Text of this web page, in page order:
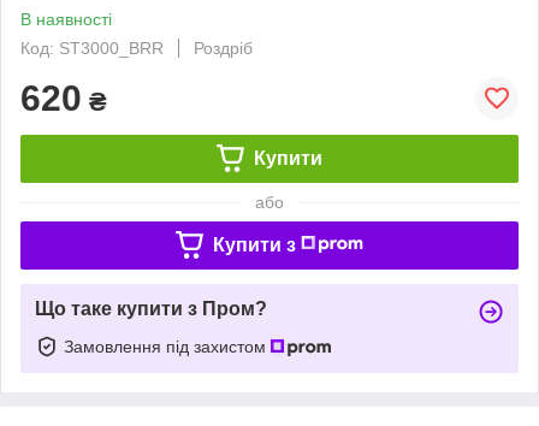
В наявності
Код: ST3000_BRR
Роздріб
620 ₴
Купити
або
Купити з
Що таке купити з Пром?
Замовлення під захистом